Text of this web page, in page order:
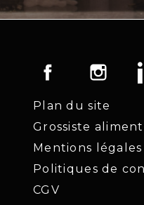
Facebook
Plan du site
Grossiste
Mentions légales
Politiques de
CGV